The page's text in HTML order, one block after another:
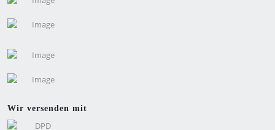
Wir versenden mit